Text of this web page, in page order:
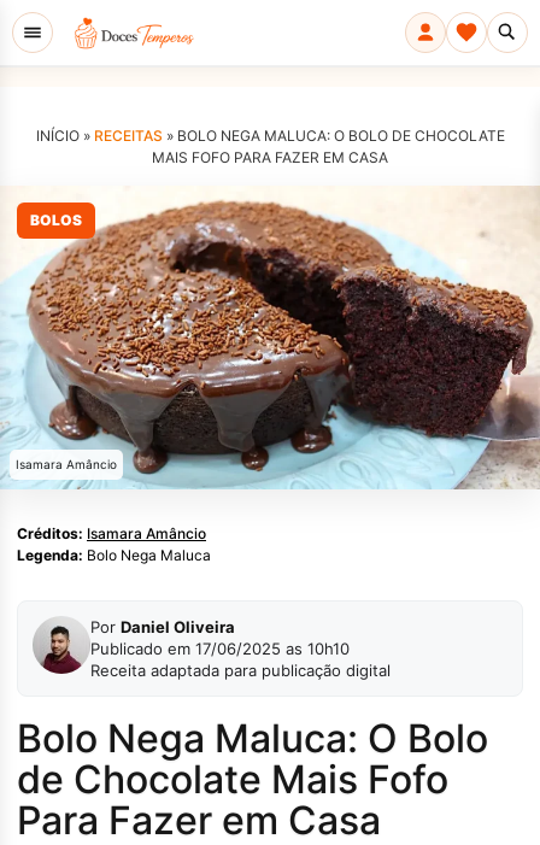
INÍCIO » RECEITAS » BOLO NEGA MALUCA: O BOLO DE CHOCOLATE
MAIS FOFO PARA FAZER EM CASA
BOLOS
Isamara Amâncio
Créditos: Isamara Amâncio
Legenda: Bolo Nega Maluca
Por Daniel Oliveira
Publicado em 17/06/2025 as 10h10
Receita adaptada para publicação digital
Bolo Nega Maluca: O Bolo
de Chocolate Mais Fofo
Para Fazer em Casa